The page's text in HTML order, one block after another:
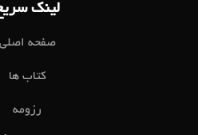
لینک
صفحه اصلی
کتاب ها
رزومه